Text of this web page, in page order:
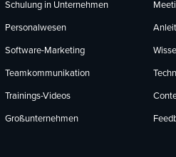
Schulung in Unternehmen
Personalwesen
Software-Marketing
Teamkommunikation
Trainings-Videos
Großunternehmen